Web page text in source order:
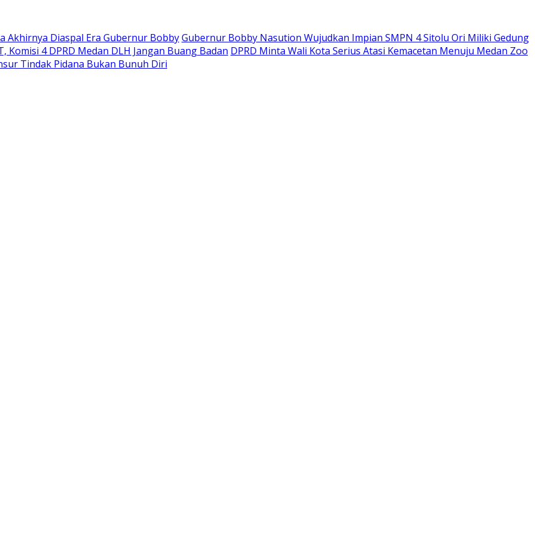
Akhirnya Diaspal Era Gubernur BobbyGubernur Bobby Nasution Wujudkan Impian SMPN 4 Sitolu Ori Miliki Gedung
4 DPRD Medan DLH Jangan Buang Badan DPRD Minta Wali Kota Serius Atasi Kemacetan Menuju Medan Zoo
Tindak Pidana Bukan Bunuh Diri